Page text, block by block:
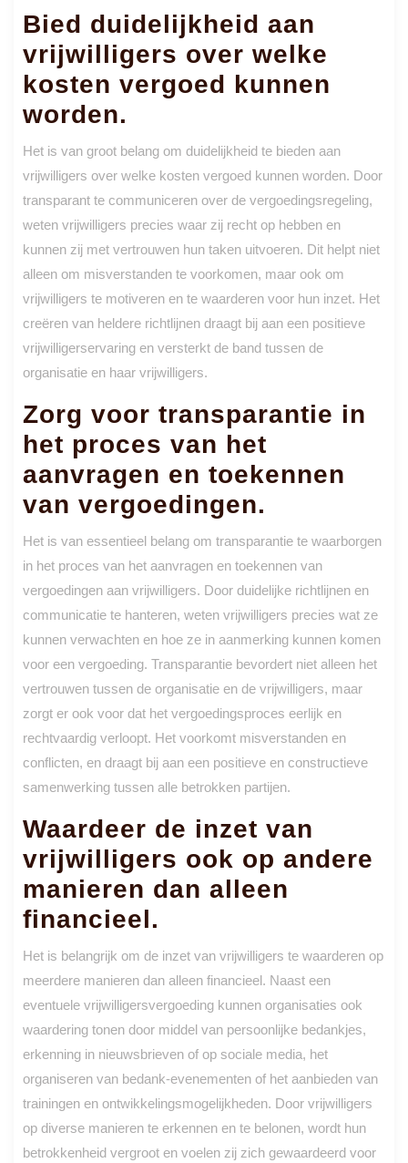
Bied duidelijkheid aan
vrijwilligers over welke
kosten vergoed kunnen
worden.
Het is van groot belang om duidelijkheid te bieden aan
vrijwilligers over welke kosten vergoed kunnen worden. Door
transparant te communiceren over de vergoedingsregeling,
weten vrijwilligers precies waar zij recht op hebben en
kunnen zij met vertrouwen hun taken uitvoeren. Dit helpt niet
alleen om misverstanden te voorkomen, maar ook om
vrijwilligers te motiveren en te waarderen voor hun inzet. Het
creëren van heldere richtlijnen draagt bij aan een positieve
vrijwilligerservaring en versterkt de band tussen de
organisatie en haar vrijwilligers.
Zorg voor transparantie in
het proces van het
aanvragen en toekennen
van vergoedingen.
Het is van essentieel belang om transparantie te waarborgen
in het proces van het aanvragen en toekennen van
vergoedingen aan vrijwilligers. Door duidelijke richtlijnen en
communicatie te hanteren, weten vrijwilligers precies wat ze
kunnen verwachten en hoe ze in aanmerking kunnen komen
voor een vergoeding. Transparantie bevordert niet alleen het
vertrouwen tussen de organisatie en de vrijwilligers, maar
zorgt er ook voor dat het vergoedingsproces eerlijk en
rechtvaardig verloopt. Het voorkomt misverstanden en
conflicten, en draagt bij aan een positieve en constructieve
samenwerking tussen alle betrokken partijen.
Waardeer de inzet van
vrijwilligers ook op andere
manieren dan alleen
financieel.
Het is belangrijk om de inzet van vrijwilligers te waarderen op
meerdere manieren dan alleen financieel. Naast een
eventuele vrijwilligersvergoeding kunnen organisaties ook
waardering tonen door middel van persoonlijke bedankjes,
erkenning in nieuwsbrieven of op sociale media, het
organiseren van bedank-evenementen of het aanbieden van
trainingen en ontwikkelingsmogelijkheden. Door vrijwilligers
op diverse manieren te erkennen en te belonen, wordt hun
betrokkenheid vergroot en voelen zij zich gewaardeerd voor